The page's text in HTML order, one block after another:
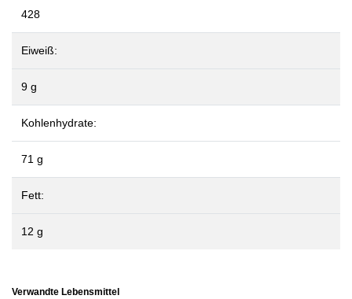
428
Eiweiß:
9 g
Kohlenhydrate:
71 g
Fett:
12 g
Verwandte Lebensmittel